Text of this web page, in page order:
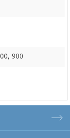
900